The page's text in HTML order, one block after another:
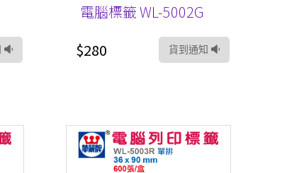
電腦標籤 WL-5002G
$280
貨到通知